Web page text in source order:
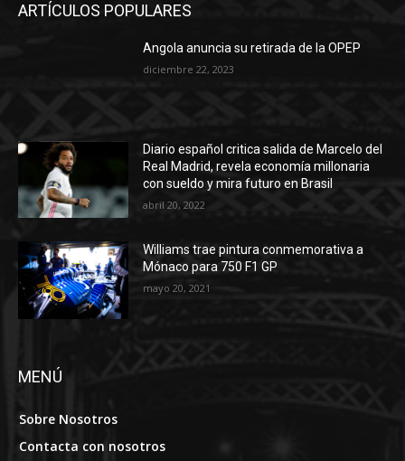
ARTÍCULOS POPULARES
Angola anuncia su retirada de la OPEP
diciembre 22, 2023
Diario español critica salida de Marcelo del
Real Madrid, revela economía millonaria
con sueldo y mira futuro en Brasil
abril 20, 2022
Williams trae pintura conmemorativa a
Mónaco para 750 F1 GP
mayo 20, 2021
MENÚ
Sobre Nosotros
Contacta con nosotros